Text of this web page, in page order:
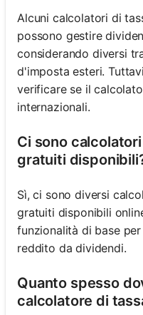
Alcuni calcolatori di
possono gestire
considerando diversi
d'imposta esteri.
verificare se il
internazionali.
Ci sono
gratuiti
Sì, ci sono diversi
gratuiti disponibili
funzionalità di base
reddito da dividendi.
Quanto spesso
calcolatore di